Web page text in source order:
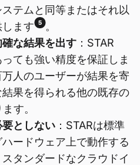
テムと同等またはそれ以
します
5 。
な結果を出す ：STAR
ても強い精度を保証しま
人のユーザーが結果を寄
果を得られる他の既存の
す。
としない ：STARは標準
ードウェア上で動作する
タンダードなクラウドイ